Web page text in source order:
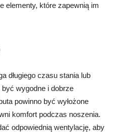
elementy, które zapewnią im
długiego czasu stania lub
wygodne i dobrze
powinno być wyłożone
komfort podczas noszenia.
odpowiednią wentylację, aby